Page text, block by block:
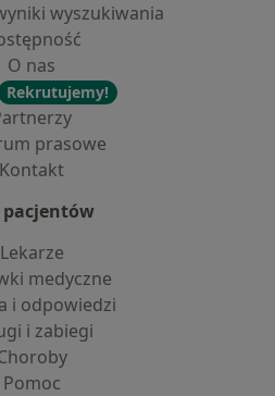
wyszukiwania
O nas
Rekrutujemy!
prasowe
Kontakt
pacjentów
Lekarze
medyczne
i odpowiedzi
i zabiegi
Pomoc